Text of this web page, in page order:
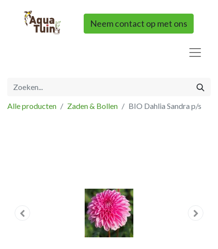
Neem contact op met ons
Alle producten Zaden & Bollen BIO Dahlia Sandra p/s